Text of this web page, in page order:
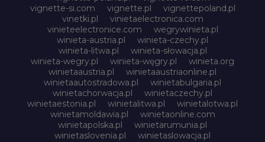
vignette-si.com
vignette.pl
vignettepoland.pl
vinetki.pl
vinietaelectronica.com
vinieteelectronice.com
wegrywinieta.pl
winieta-austria.pl
winieta-czechy.pl
winieta-litwa.pl
winieta-słowacja.pl
winieta-wegry.pl
winieta-węgry.pl
winieta.org
winietaaustria.pl
winietaaustriaonline.pl
winietaautostradowa.pl
winietabulgaria.pl
winietachorwacja.pl
winietaczechy.pl
winietaestonia.pl
winietalitwa.pl
winietalotwa.pl
winietamoldawia.pl
winietaonline.com
winietapolska.pl
winietarumunia.pl
winietaslovenia.pl
winietaslowacja.pl